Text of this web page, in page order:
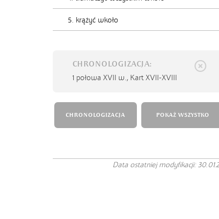
5. krążyć wkoło
CHRONOLOGIZACJA:
1 połowa XVII w., Kart XVII-XVIII
CHRONOLOGIZACJA POKAŻ WSZYSTKO
Data ostatniej modyfikacji: